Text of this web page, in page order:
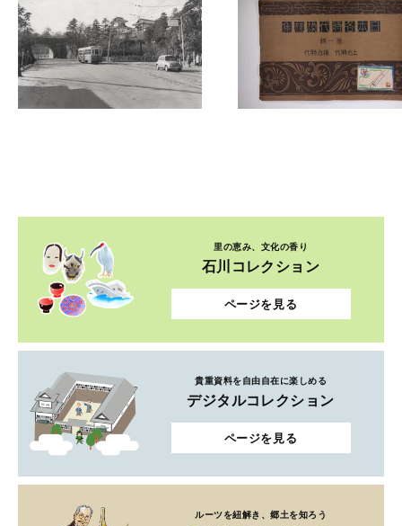
里の恵み、文化の香り
石川コレクション
ページを見る
貴重資料を自由自在に楽しめる
デジタルコレクション
ページを見る
ルーツを紐解き、郷土を知ろう